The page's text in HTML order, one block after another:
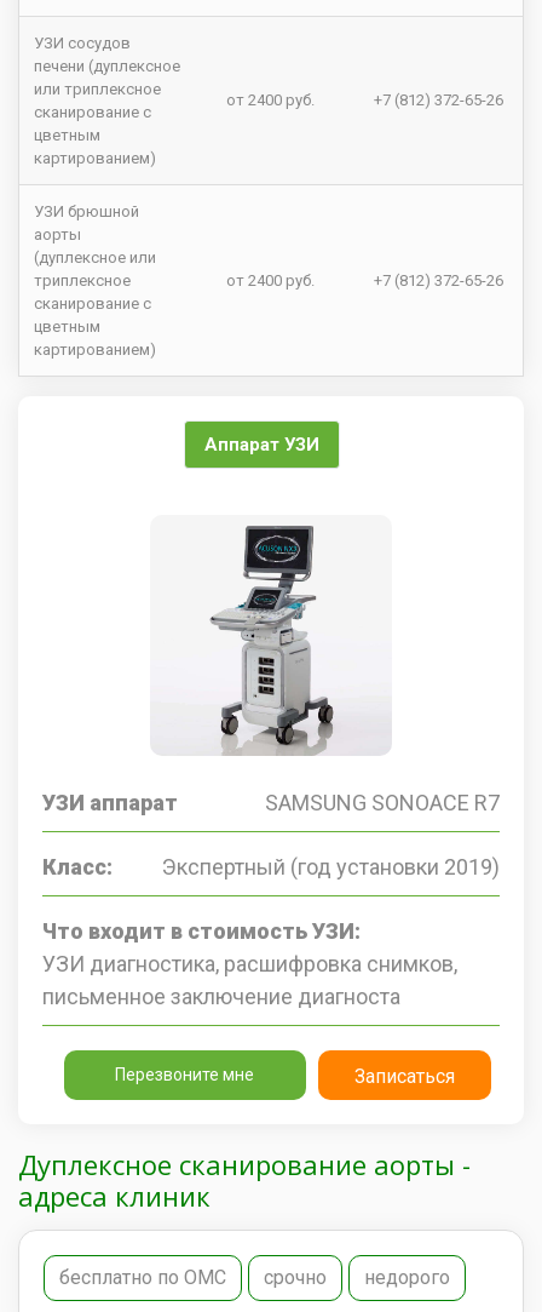
УЗИ сосудов
печени (дуплексное
или триплексное
сканирование с
цветным
картированием)
от 2400 руб. +7 (812) 372-65-26
УЗИ брюшной
аорты
(дуплексное или
триплексное
сканирование с
цветным
картированием)
от 2400 руб. +7 (812) 372-65-26
Аппарат УЗИ
УЗИ аппарат SAMSUNG SONOACE R7
Класс: Экспертный (год установки 2019)
Что входит в стоимость УЗИ:
УЗИ диагностика, расшифровка снимков,
письменное заключение диагноста
Перезвоните мне Записаться
Дуплексное сканирование аорты -
адреса клиник
бесплатно по ОМС срочно недорого